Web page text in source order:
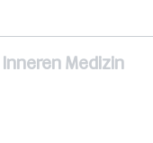
Medizin